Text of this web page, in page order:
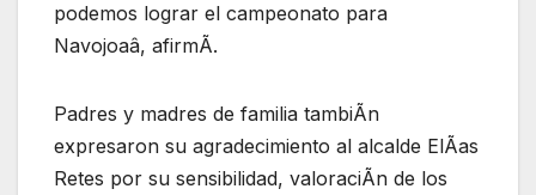
podemos lograr el campeonato para
Navojoaâ, afirmÃ.
Padres y madres de familia tambiÃn
expresaron su agradecimiento al alcalde ElÃas
Retes por su sensibilidad, valoraciÃn de los